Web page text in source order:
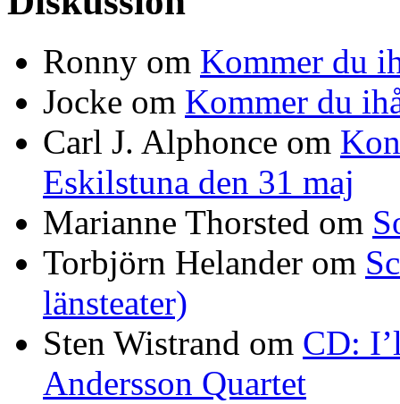
Ronny om Kommer du
Jocke om Kommer du
Carl J. Alphonce om
Eskilstuna den 31 maj
Marianne Thorsted om
Torbjörn Helander om
länsteater)
Sten Wistrand om CD:
Andersson Quartet